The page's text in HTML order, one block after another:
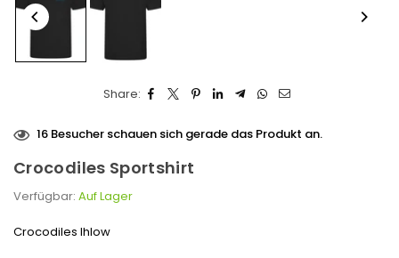
Share:
16 Besucher schauen sich gerade das Produkt an.
Crocodiles Sportshirt
Verfügbar: Auf Lager
Crocodiles Ihlow